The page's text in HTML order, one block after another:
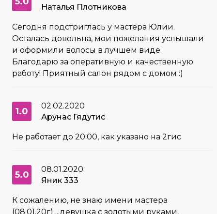
Наталья Плотникова
Сегодня подстриглась у мастера Юлии.
Осталась довольна, мои пожелания услышали
и оформили волосы в лучшем виде.
Благодарю за оперативную и качественную
работу! Приятный салон рядом с домом :)
1.0
02.02.2020
Арунас Гядутис
Не работает до 20:00, как указано на 2гис
5.0
08.01.2020
Яник 333
К сожалению, не знаю имени мастера
(08.01.20г) ...девушка с золотыми руками,